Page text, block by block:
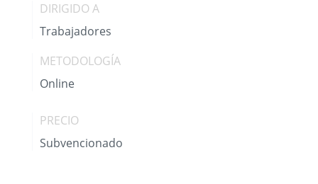
DIRIGIDO A
Trabajadores
METODOLOGÍA
Online
PRECIO
Subvencionado